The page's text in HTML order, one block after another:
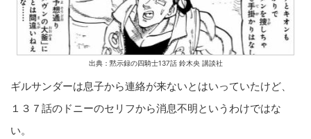
出典：黙示録の四騎士137話 鈴木央 講談社
ギルサンダーは息子から連絡が来ないとはいっていたけど、
１３７話のドニーのセリフから消息不明というわけではな
い。